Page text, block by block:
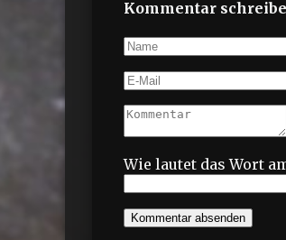
Kommentar
Wie lautet das Wort
Kommentar absenden